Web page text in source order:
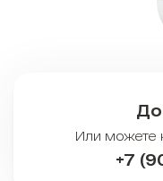
Или можете
+7